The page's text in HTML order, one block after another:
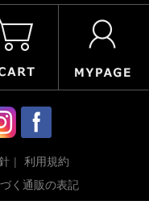
利用規約
く通販の表記